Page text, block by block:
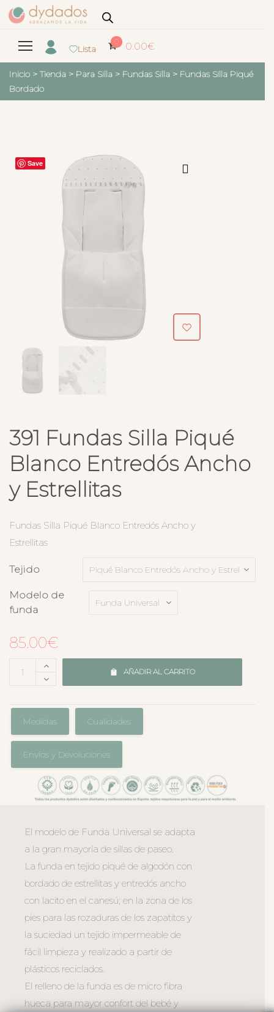
Lista
0 0.00€
Inicio > Tienda > Para Silla > Fundas Silla > Fundas Silla Piqué
Bordado
Save
391 Fundas Silla Piqué
Blanco Entredós Ancho
y Estrellitas
Fundas Silla Piqué Blanco Entredós Ancho y
Estrellitas
Tejido
Modelo de
funda
85.00€
AÑADIR AL CARRITO
Medidas Cualidades
Envíos y Devoluciones
El modelo de Funda Universal se adapta
a la gran mayoría de sillas de paseo.
La funda en tejido piqué de algodón con
bordado de estrellitas y entredós ancho
con lacito en el canesú; en la zona de los
pies para las rozaduras de los zapatitos y
la suciedad un tejido impermeable de
fácil limpieza y realizado a partir de
plásticos reciclados.
El relleno de la funda es de micro fibra
hueca para mayor confort del bebé y